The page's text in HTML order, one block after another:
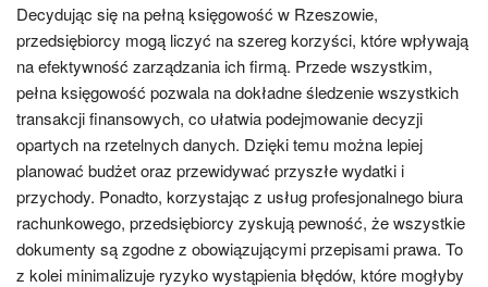
Decydując się na pełną księgowość w Rzeszowie,
przedsiębiorcy mogą liczyć na szereg korzyści, które wpływają
na efektywność zarządzania ich firmą. Przede wszystkim,
pełna księgowość pozwala na dokładne śledzenie wszystkich
transakcji finansowych, co ułatwia podejmowanie decyzji
opartych na rzetelnych danych. Dzięki temu można lepiej
planować budżet oraz przewidywać przyszłe wydatki i
przychody. Ponadto, korzystając z usług profesjonalnego biura
rachunkowego, przedsiębiorcy zyskują pewność, że wszystkie
dokumenty są zgodne z obowiązującymi przepisami prawa. To
z kolei minimalizuje ryzyko wystąpienia błędów, które mogłyby